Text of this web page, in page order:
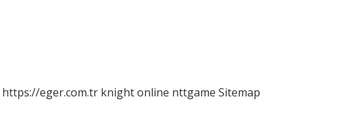
https://eger.com.tr knight online nttgame Sitemap